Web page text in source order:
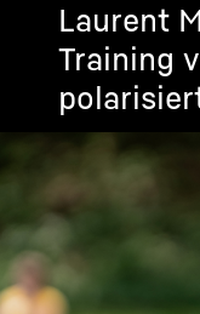
Laurent
Training